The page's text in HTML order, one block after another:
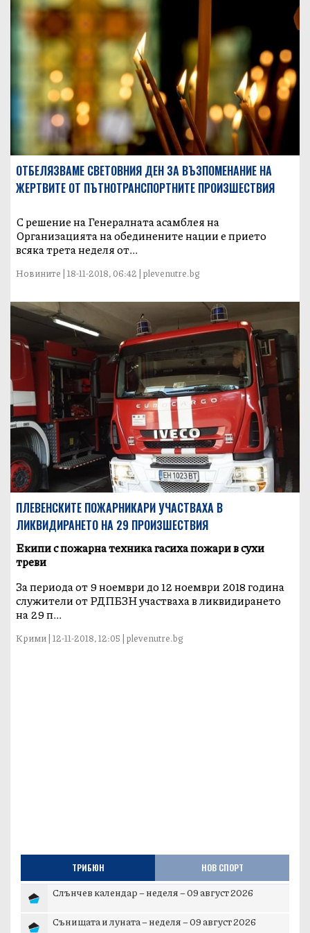
ОТБЕЛЯЗВАМЕ СВЕТОВНИЯ ДЕН ЗА ВЪЗПОМЕНАНИЕ НА
ЖЕРТВИТЕ ОТ ПЪТНОТРАНСПОРТНИТЕ ПРОИЗШЕСТВИЯ
С решение на Генералната асамблея на
Организацията на обединените нации е прието
всяка трета неделя от...
Новините | 18-11-2018, 06:42 | plevenutre.bg
ПЛЕВЕНСКИТЕ ПОЖАРНИКАРИ УЧАСТВАХА В
ЛИКВИДИРАНЕТО НА 29 ПРОИЗШЕСТВИЯ
Екипи с пожарна техника гасиха пожари в сухи
треви
За периода от 9 ноември до 12 ноември 2018 година
служители от РДПБЗН участваха в ликвидирането
на 29 п...
Крими | 12-11-2018, 12:05 | plevenutre.bg
ТРИБЮН НОВ СПОРТ
Слънчев календар – неделя – 09 август 2026
Сънищата и луната – неделя – 09 август 2026